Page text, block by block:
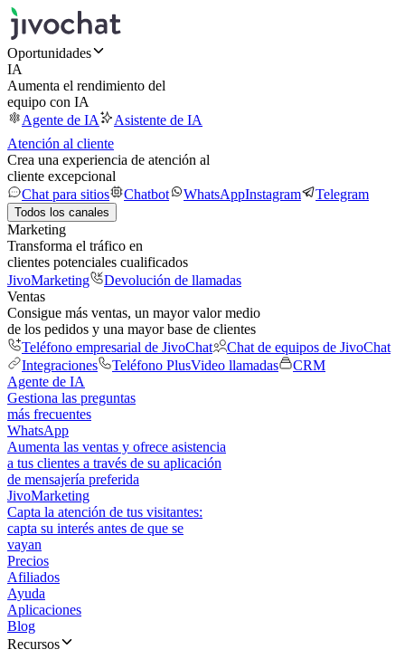
Oportunidades
IA
Aumenta el rendimiento del
equipo con IA
Agente de IA
Asistente de IA
Atención al cliente
Crea una experiencia de atención al
cliente excepcional
Chat para sitios
Chatbot WhatsAppInstagram Telegram
Todos los canales
Marketing
Transforma el tráfico en
clientes potenciales cualificados
JivoMarketing
Devolución de llamadas
Ventas
Consigue más ventas, un mayor valor medio
de los pedidos y una mayor base de clientes
Teléfono empresarial de JivoChat
Chat de equipos de JivoChat
Integraciones
Teléfono PlusVideo llamadas
CRM
Agente de IA
Gestiona las preguntas
más frecuentes
WhatsApp
Aumenta las ventas y ofrece asistencia
a tus clientes a través de su aplicación
de mensajería preferida
JivoMarketing
Capta la atención de tus visitantes:
capta su interés antes de que se
vayan
Precios
Afiliados
Ayuda
Aplicaciones
Blog
Recursos